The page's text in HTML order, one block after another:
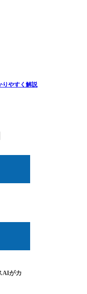
りやすく解説
AIがカ